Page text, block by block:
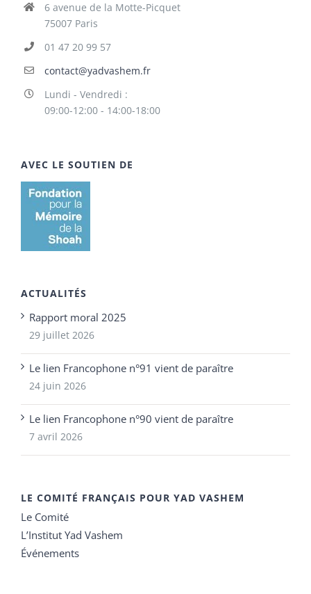
6 avenue de la Motte-Picquet
75007 Paris
01 47 20 99 57
contact@yadvashem.fr
Lundi - Vendredi :
09:00-12:00 - 14:00-18:00
AVEC LE SOUTIEN DE
ACTUALITÉS
Rapport moral 2025
29 juillet 2026
Le lien Francophone n°91 vient de paraître
24 juin 2026
Le lien Francophone n°90 vient de paraître
7 avril 2026
LE COMITÉ FRANÇAIS POUR YAD VASHEM
Le Comité
L’Institut Yad Vashem
Événements